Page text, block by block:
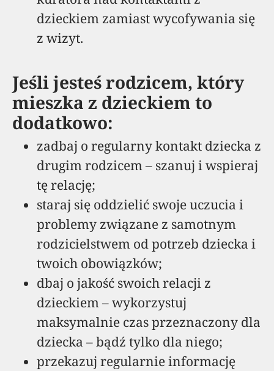
dzieckiem zamiast wycofywania się
z wizyt.
Jeśli jesteś rodzicem, który
mieszka z dzieckiem to
dodatkowo:
zadbaj o regularny kontakt dziecka z
drugim rodzicem – szanuj i wspieraj
tę relację;
staraj się oddzielić swoje uczucia i
problemy związane z samotnym
rodzicielstwem od potrzeb dziecka i
twoich obowiązków;
dbaj o jakość swoich relacji z
dzieckiem – wykorzystuj
maksymalnie czas przeznaczony dla
dziecka – bądź tylko dla niego;
przekazuj regularnie informację